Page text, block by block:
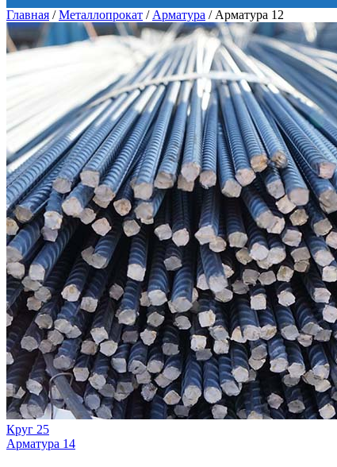
Главная / Металлопрокат / Арматура /Арматура 12
Круг 25
Арматура 14